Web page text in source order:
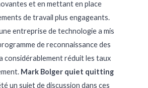
et en mettant en place
de travail plus engageants.
entreprise de technologie a mis
de reconnaissance des
considérablement réduit les taux
Mark Bolger quiet quitting
un sujet de discussion dans ces